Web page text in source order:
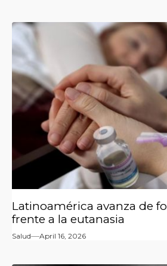
Latinoamérica avanza de
frente a la eutanasia
Salud April 16, 2026